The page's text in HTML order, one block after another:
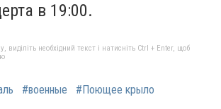
в 19:00.
необхідний текст і натисніть Ctrl + Enter, щоб
#военные #Поющее крыло